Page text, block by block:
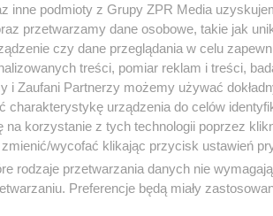
kto wie o ich istnieniu
inne podmioty z Grupy ZPR Media
przetwarzamy dane osobowe, takie jak
czy dane przeglądania w celu
treści, pomiar reklam i treści,
i Zaufani Partnerzy możemy używać
charakterystykę urządzenia do celów
korzystanie z tych technologii poprzez
wycofać klikając przycisk ustawień
rodzaje przetwarzania danych nie
Preferencje będą miały